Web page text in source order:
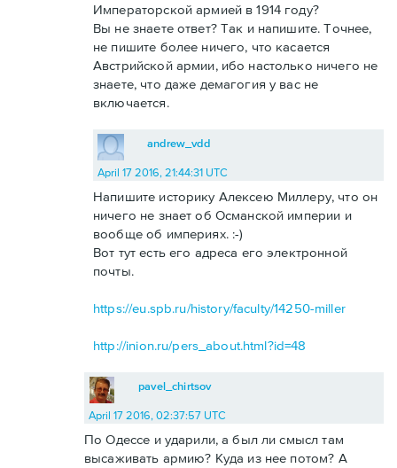
Императорской армией в 1914 году?
Вы не знаете ответ? Так и напишите. Точнее,
не пишите более ничего, что касается
Австрийской армии, ибо настолько ничего не
знаете, что даже демагогия у вас не
включается.
andrew_vdd
April 17 2016, 21:44:31 UTC
Напишите историку Алексею Миллеру, что он
ничего не знает об Османской империи и
вообще об империях. :-)
Вот тут есть его адреса его электронной
почты.
https://eu.spb.ru/history/faculty/14250-miller
http://inion.ru/pers_about.html?id=48
pavel_chirtsov
April 17 2016, 02:37:57 UTC
По Одессе и ударили, а был ли смысл там
высаживать армию? Куда из нее потом? А